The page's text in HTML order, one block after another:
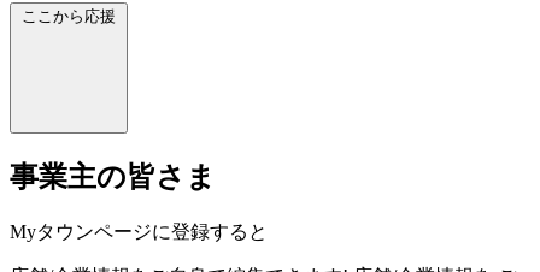
ここから応援
事業主の皆さま
Myタウンページに登録すると